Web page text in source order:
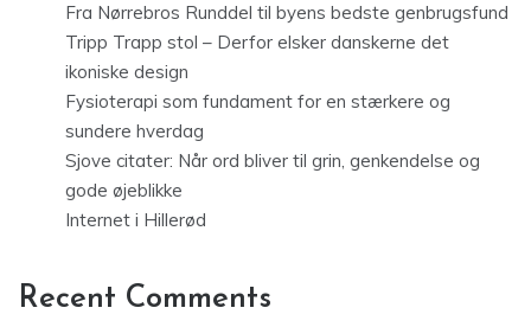
Fra Nørrebros Runddel til byens bedste genbrugsfund
Tripp Trapp stol – Derfor elsker danskerne det
ikoniske design
Fysioterapi som fundament for en stærkere og
sundere hverdag
Sjove citater: Når ord bliver til grin, genkendelse og
gode øjeblikke
Internet i Hillerød
Recent Comments